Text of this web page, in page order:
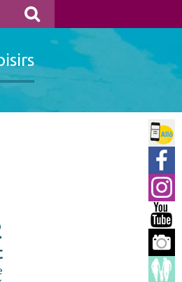
Allo
Ville
You